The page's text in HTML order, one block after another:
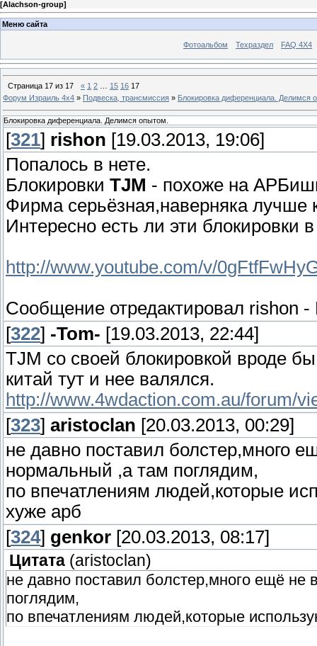
[Alachson-group]
Меню сайта
Фотоальбом Техраздел FAQ 4X4
Страница 17 из 17 « 1 2 15 16 17
Форум Израиль 4х4 » Подвеска, трансмиссия » Блокировка диференциала. Делимся
Блокировка диференциала. Делимся опытом.
[321] rishon [19.03.2013, 19:06]
Попалось в нете.
Блокировки TJM - похоже на
Фирма серьёзная,наверняка лучше
Интересно есть ли эти блокировки
http://www.youtube.com/v/
Сообщение отредактировал rishon -
[322] -Tom- [19.03.2013, 22:44]
TJM со своей блокировкой вроде
китай тут и нее валялся.
http://www.4wdaction.com.au/forum/
[323] aristoclan [20.03.2013, 00:29]
не давно поставил болстер,много
нормальный ,а там поглядим,
по впечатлениям людей,которые
хуже арб
[324] genkor [20.03.2013, 08:17]
Цитата (aristoclan)
не давно поставил болстер,много ещё
поглядим,
по впечатлениям людей,которые